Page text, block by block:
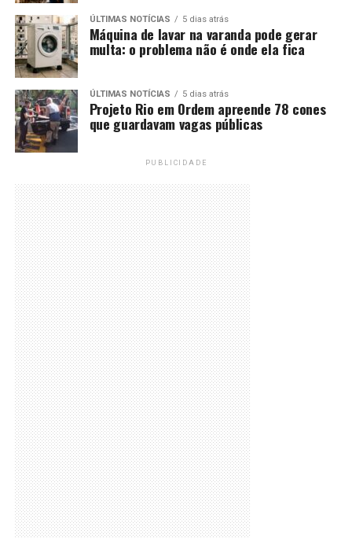
ÚLTIMAS NOTÍCIAS 5 dias atrás
Máquina de lavar na varanda pode gerar
multa: o problema não é onde ela fica
ÚLTIMAS NOTÍCIAS 5 dias atrás
Projeto Rio em Ordem apreende 78 cones
que guardavam vagas públicas
PUBLICIDADE